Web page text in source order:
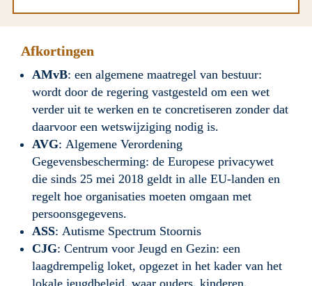
Afkortingen
AMvB: een algemene maatregel van bestuur:
wordt door de regering vastgesteld om een wet
verder uit te werken en te concretiseren zonder dat
daarvoor een wetswijziging nodig is.
AVG: Algemene Verordening
Gegevensbescherming: de Europese privacywet
die sinds 25 mei 2018 geldt in alle EU-landen en
regelt hoe organisaties moeten omgaan met
persoonsgegevens.
ASS: Autisme Spectrum Stoornis
CJG: Centrum voor Jeugd en Gezin: een
laagdrempelig loket, opgezet in het kader van het
lokale jeugdbeleid, waar ouders, kinderen,